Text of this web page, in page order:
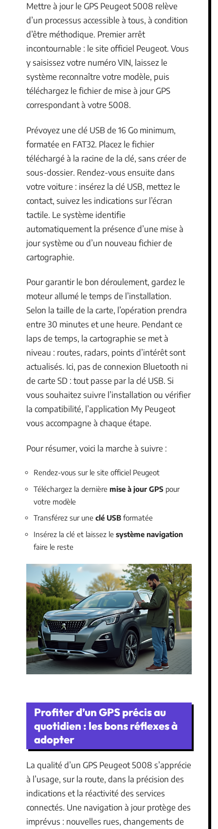
Mettre à jour le GPS Peugeot 5008 relève
d’un processus accessible à tous, à condition
d’être méthodique. Premier arrêt
incontournable : le site officiel Peugeot. Vous
y saisissez votre numéro VIN, laissez le
système reconnaître votre modèle, puis
téléchargez le fichier de mise à jour GPS
correspondant à votre 5008.
Prévoyez une clé USB de 16 Go minimum,
formatée en FAT32. Placez le fichier
téléchargé à la racine de la clé, sans créer de
sous-dossier. Rendez-vous ensuite dans
votre voiture : insérez la clé USB, mettez le
contact, suivez les indications sur l’écran
tactile. Le système identifie
automatiquement la présence d’une mise à
jour système ou d’un nouveau fichier de
cartographie.
Pour garantir le bon déroulement, gardez le
moteur allumé le temps de l’installation.
Selon la taille de la carte, l’opération prendra
entre 30 minutes et une heure. Pendant ce
laps de temps, la cartographie se met à
niveau : routes, radars, points d’intérêt sont
actualisés. Ici, pas de connexion Bluetooth ni
de carte SD : tout passe par la clé USB. Si
vous souhaitez suivre l’installation ou vérifier
la compatibilité, l’application My Peugeot
vous accompagne à chaque étape.
Pour résumer, voici la marche à suivre :
Rendez-vous sur le site officiel Peugeot
Téléchargez la dernière mise à jour GPS pour
votre modèle
Transférez sur une clé USB formatée
Insérez la clé et laissez le système navigation
faire le reste
Profiter d’un GPS précis au
quotidien : les bons réflexes à
adopter
La qualité d’un GPS Peugeot 5008 s’apprécie
à l’usage, sur la route, dans la précision des
indications et la réactivité des services
connectés. Une navigation à jour protège des
imprévus : nouvelles rues, changements de